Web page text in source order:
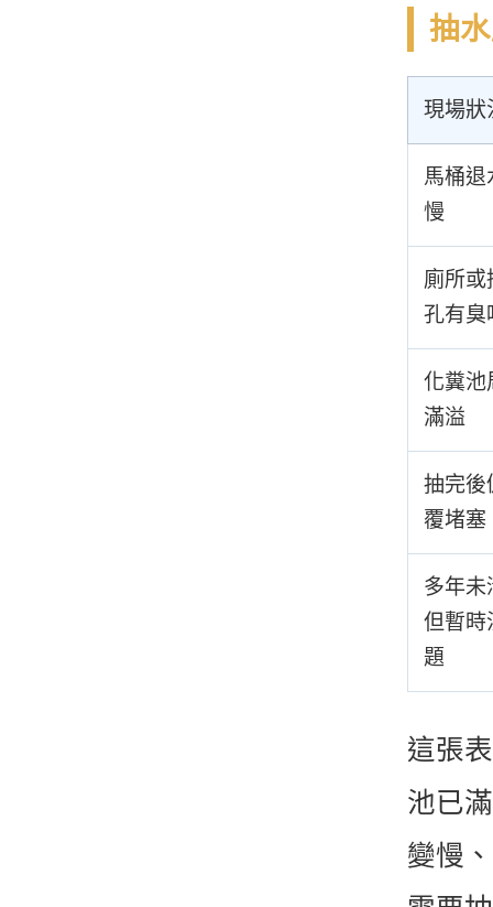
抽
現場狀
馬桶退
慢
廁所或
孔有臭
化糞池
滿溢
抽完後
覆堵塞
多年未
但暫時
題
這張
池已
變慢